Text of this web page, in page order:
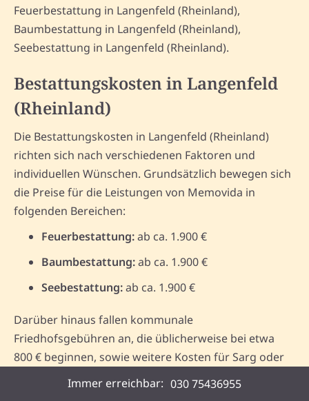
Feuerbestattung in Langenfeld (Rheinland),
Baumbestattung in Langenfeld (Rheinland),
Seebestattung in Langenfeld (Rheinland).
Bestattungskosten in Langenfeld
(Rheinland)
Die Bestattungskosten in Langenfeld (Rheinland)
richten sich nach verschiedenen Faktoren und
individuellen Wünschen. Grundsätzlich bewegen sich
die Preise für die Leistungen von Memovida in
folgenden Bereichen:
Feuerbestattung:ab ca. 1.900 €
Baumbestattung:ab ca. 1.900 €
Seebestattung:ab ca. 1.900 €
Darüber hinaus fallen kommunale
Friedhofsgebühren an, die üblicherweise bei etwa
800 € beginnen, sowie weitere Kosten für Sarg oder
Urne, eine mögliche Trauerfeier und notwendige
Immer erreichbar: 030 75436955